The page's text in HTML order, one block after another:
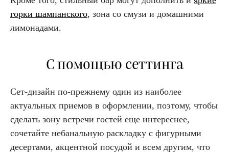
горки шампанского, зона со смузи и домашними
лимонадами.
С помощью сеттинга
Сет-дизайн по-прежнему один из наиболее
актуальных приемов в оформлении, поэтому, чтобы
сделать зону встречи гостей еще интереснее,
сочетайте небанальную раскладку с фигурными
десертами, акцентной посудой и всем другим, что